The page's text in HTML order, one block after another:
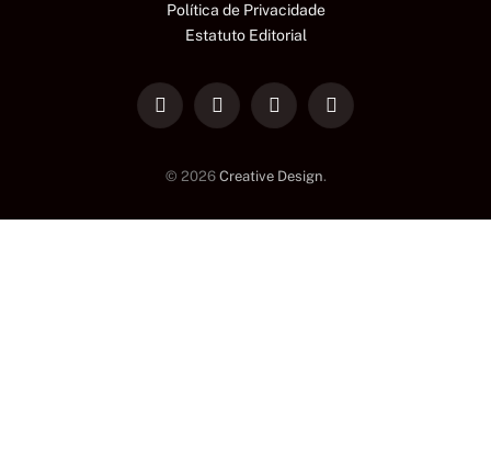
Política de Privacidade
Estatuto Editorial
LinkedInFacebookInstagramTikTok
© 2026 Creative Design.